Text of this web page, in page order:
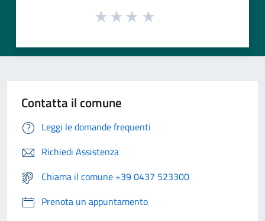
Contatta il comune
Leggi le domande frequenti
Richiedi Assistenza
Chiama il comune +39 0437 523300
Prenota un appuntamento